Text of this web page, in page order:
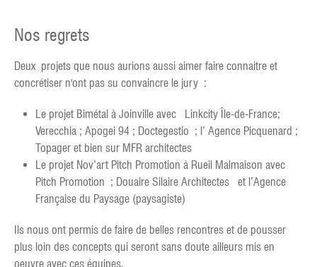
Nos regrets
Deux projets que nous aurions aussi aimer faire connaitre et
concrétiser n'ont pas su convaincre le jury :
Le projet Bimétal à Joinville avec Linkcity Île-de-France;
Verecchia ; Apogei 94 ; Doctegestio ; l’ Agence Picquenard ;
Topager et bien sur MFR architectes
Le projet Nov’art Pitch Promotion à Rueil Malmaison avec
Pitch Promotion ; Douaire Silaire Architectes et l’Agence
Française du Paysage (paysagiste)
Ils nous ont permis de faire de belles rencontres et de pousser
plus loin des concepts qui seront sans doute ailleurs mis en
oeuvre avec ces équipes.